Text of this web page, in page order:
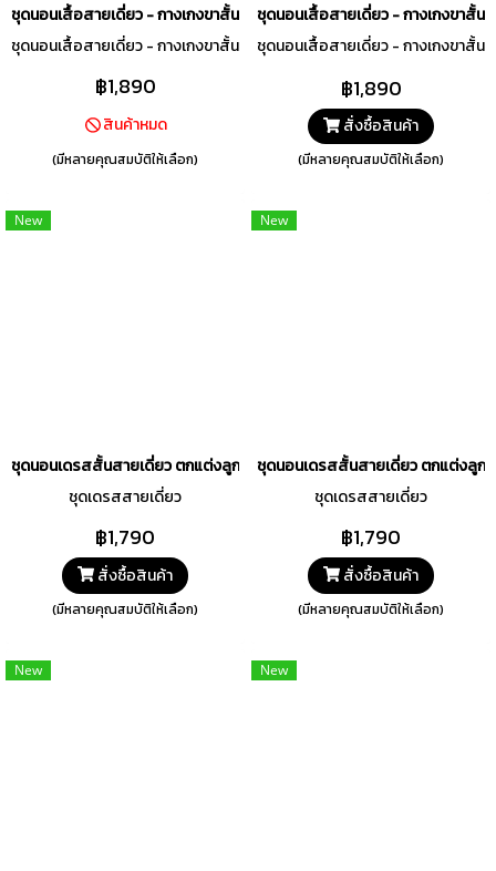
ชุดนอนเสื้อสายเดี่ยว - กางเกงขาสั้น ตกแต่งลูกไม้ Pretty Blossom สีชมพู ร
ชุดนอนเสื้อสายเดี่ยว - กางเกงขาสั้น
฿1,890
สินค้าหมด
(มีหลายคุณสมบัติให้เลือก)
ชุดนอนเสื้อสายเดี่ยว - กางเกงขาสั้น
ชุดนอนเสื้อสายเดี่ยว - กางเกงขาสั้น
฿1,890
สั่งซื้อสินค้า
(มีหลายคุณสมบัติให้เลือก)
New
ชุดนอนเดรสสั้นสายเดี่ยว ตกแต่งลูกไม้ Pretty Blossom สีชมพู รหัส
ชุดเดรสสายเดี่ยว
฿1,790
สั่งซื้อสินค้า
(มีหลายคุณสมบัติให้เลือก)
New
ชุดนอนเดรสสั้นสายเดี่ยว ตกแต่งลูก
ชุดเดรสสายเดี่ยว
฿1,790
สั่งซื้อสินค้า
(มีหลายคุณสมบัติให้เลือก)
New New